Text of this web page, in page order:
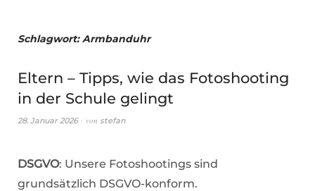
Schlagwort:Armbanduhr
Eltern – Tipps, wie das Fotoshooting
in der Schule gelingt
28. Januar 2026 von stefan
DSGVO: Unsere Fotoshootings sind
grundsätzlich DSGVO-konform.